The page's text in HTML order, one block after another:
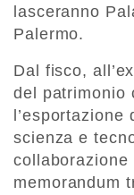
lasceranno
Palermo.
Dal fisco,
del patrimonio
scienza e
collaborazione
memorandum